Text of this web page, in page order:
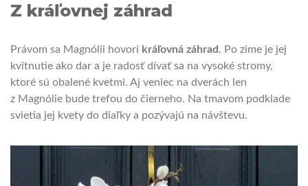
Z kráľovnej záhrad
Právom sa Magnólii hovorí kráľovná záhrad . Po zime je jej
kvitnutie ako dar a je radosť dívať sa na vysoké stromy,
ktoré sú obalené kvetmi. Aj veniec na dverách len
z Magnólie bude trefou do čierneho. Na tmavom podklade
svietia jej kvety do diaľky a pozývajú na návštevu.